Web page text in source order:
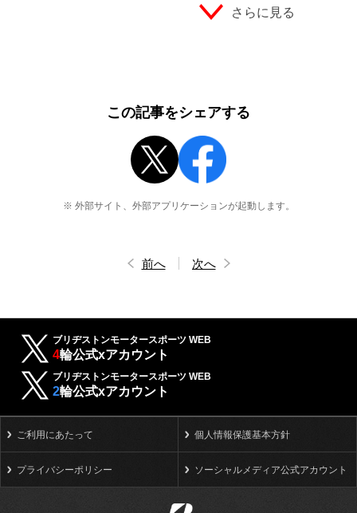
さらに見る
この記事をシェアする
※ 外部サイト、外部アプリケーションが起動します。
前へ 次へ
ブリヂストンモータースポーツ WEB
4輪公式xアカウント
ブリヂストンモータースポーツ WEB
2輪公式xアカウント
ご利用にあたって 個人情報保護基本方針
プライバシーポリシー ソーシャルメディア公式アカウント